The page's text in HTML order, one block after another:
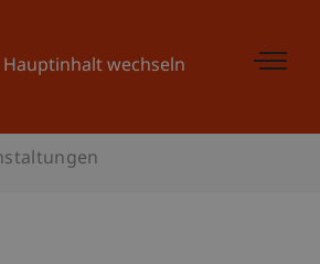
wechseln